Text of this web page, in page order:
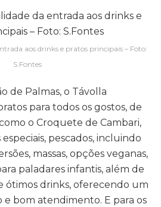
aos drinks e pratos principais – Foto:
S.Fontes
de Palmas, o Távolla
para todos os gostos, de
o Croquete de Cambari,
pescados, incluindo
massas, opções veganas,
paladares infantis, além de
ótimos drinks, oferecendo um
bom atendimento. E para os